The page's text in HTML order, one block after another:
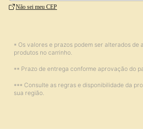
Não sei meu CEP
* Os valores e prazos podem ser alterados de
produtos no carrinho.
** Prazo de entrega conforme aprovação do
*** Consulte as regras e disponibilidade da
sua região.